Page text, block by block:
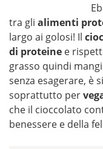
tra gli alimenti
largo ai golosi! Il
di proteine e
grasso quindi
senza esagerare, è
soprattutto per
che il cioccolato
benessere e della